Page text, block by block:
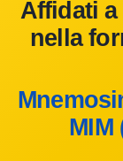
Affidati
nella
MIM